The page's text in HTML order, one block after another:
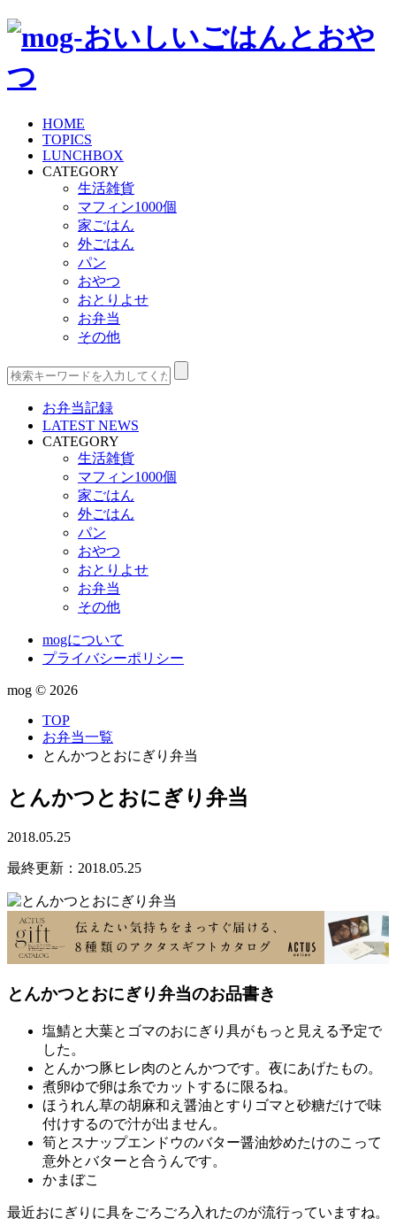
HOME
TOPICS
LUNCHBOX
CATEGORY
生活雑貨
マフィン1000個
家ごはん
外ごはん
パン
おやつ
おとりよせ
お弁当
その他
お弁当記録
LATEST NEWS
CATEGORY
生活雑貨
マフィン1000個
家ごはん
外ごはん
パン
おやつ
おとりよせ
お弁当
その他
mogについて
プライバシーポリシー
mog © 2026
TOP
お弁当一覧
とんかつとおにぎり弁当
とんかつとおにぎり弁当
2018.05.25
最終更新：2018.05.25
とんかつとおにぎり弁当のお品書き
塩鯖と大葉とゴマのおにぎり 具がもっと見える予定で
した。
とんかつ豚ヒレ肉のとんかつです。夜にあげたもの。
煮卵ゆで卵は糸でカットするに限るね。
ほうれん草の胡麻和え 醤油とすりゴマと砂糖だけで味
付けするので汁が出ません。
筍とスナップエンドウのバター醤油炒めたけのこって
意外とバターと合うんです。
かまぼこ
最近おにぎりに具をごろごろ入れたのが流行っていますね。